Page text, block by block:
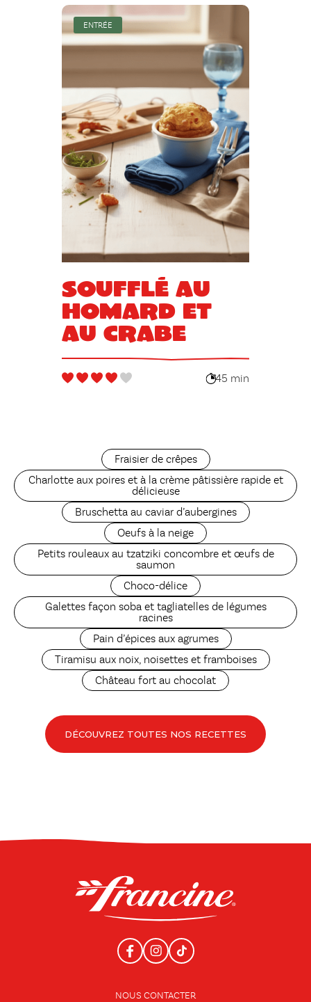
ENTRÉE
Soufflé au
homard et
au crabe
45 min
Fraisier de crêpes
Charlotte aux poires et à la crème pâtissière rapide et
délicieuse
Bruschetta au caviar d’aubergines
Oeufs à la neige
Petits rouleaux au tzatziki concombre et œufs de
saumon
Choco-délice
Galettes façon soba et tagliatelles de légumes
racines
Pain d’épices aux agrumes
Tiramisu aux noix, noisettes et framboises
Château fort au chocolat
DÉCOUVREZ TOUTES NOS RECETTES
NOUS CONTACTER